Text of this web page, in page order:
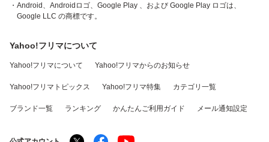
・Android、Androidロゴ、Google Play 、および Google Play ロゴは、
Google LLC の商標です。
Yahoo!フリマについて
Yahoo!フリマについて Yahoo!フリマからのお知らせ
Yahoo!フリマトピックス Yahoo!フリマ特集 カテゴリ一覧
ブランド一覧 ランキング かんたんご利用ガイド メール通知設定